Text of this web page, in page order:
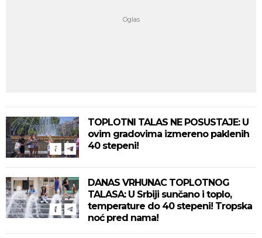
TOPLOTNI TALAS NE POSUSTAJE: U
ovim gradovima izmereno paklenih
40 stepeni!
DANAS VRHUNAC TOPLOTNOG
TALASA: U Srbiji sunčano i toplo,
temperature do 40 stepeni! Tropska
noć pred nama!